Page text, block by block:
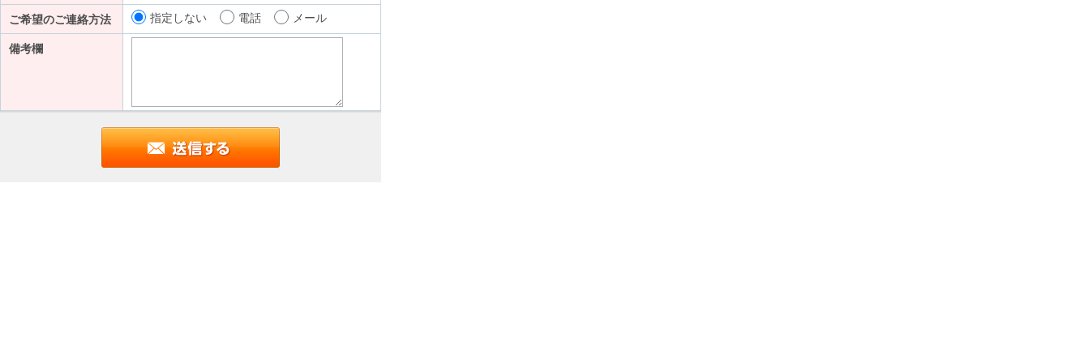
ご希望のご連絡方法 指定しない 電話 メール
備考欄